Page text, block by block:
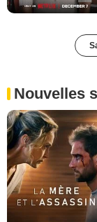
Nouvelles